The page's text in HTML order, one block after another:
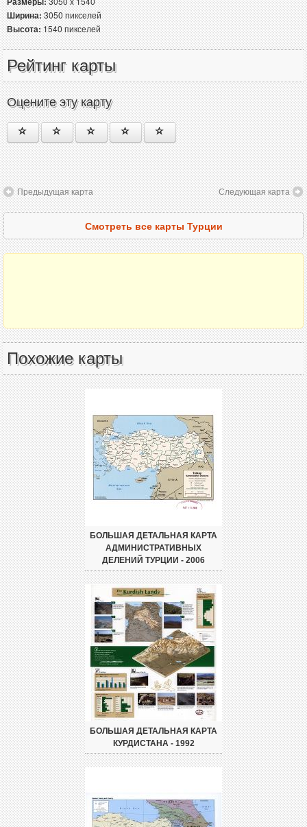
Ширина:3050 пикселей
Высота:1540 пикселей
Рейтинг карты
Оцените эту карту
Предыдущая карта Следующая карта
Смотреть все карты Турции
Похожие карты
БОЛЬШАЯ ДЕТАЛЬНАЯ КАРТА
АДМИНИСТРАТИВНЫХ
ДЕЛЕНИЙ ТУРЦИИ - 2006
БОЛЬШАЯ ДЕТАЛЬНАЯ КАРТА
КУРДИСТАНА - 1992